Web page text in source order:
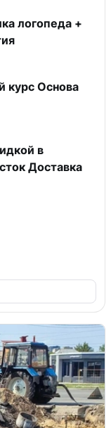
логопеда +
курс Основа
в
Доставка